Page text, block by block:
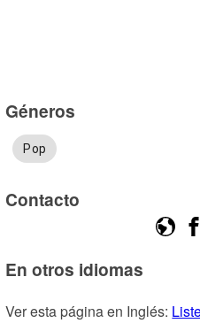
Géneros
Pop
Contacto
En otros idiomas
Ver esta página en Inglés: